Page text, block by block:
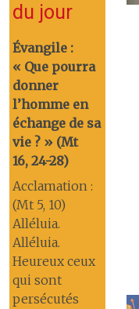
du jour
Évangile :
« Que pourra
donner
l’homme en
échange de sa
vie ? » (Mt
16, 24-28)
Acclamation :
(Mt 5, 10)
Alléluia.
Alléluia.
Heureux ceux
qui sont
persécutés